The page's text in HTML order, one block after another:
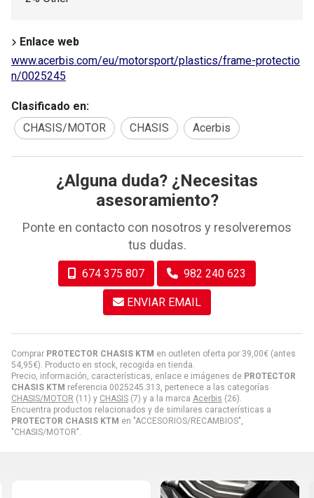
Comprar PROTECTOR CHASIS KTM en outleten oferta por 39,00€ (antes
54,95€). Producto en stock, recogida en tienda.
Precio, información, características, enlace e imágenes de PROTECTOR
CHASIS KTM referencia 0025245.313, pertenece a las categorías
CHASIS/MOTOR (11) y CHASIS (7) y a la marca Acerbis (26).
Encuentra productos relacionados y de similares características a
PROTECTOR CHASIS KTM en "ACCESORIOS/RECAMBIOS",
"CHASIS/MOTOR".
Enlace web
www.acerbis.com/eu/motorsport/plastics/frame-protectio
n/0025245
Clasificado en:
CHASIS/MOTOR
CHASIS Acerbis
¿Alguna duda? ¿Necesitas
asesoramiento?
Ponte en contacto con nosotros y resolveremos
tus dudas.
674 375 807 982 240 623
ENVIAR EMAIL